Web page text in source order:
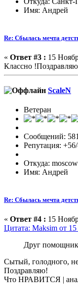
Имя: Андрей
Re: Сбылась мечта
« Ответ #3 : 15
Классно
ScaleN
Ветеран
Сообщений: 581
Репутация:
Откуда: moscow
Имя: Андрей
Re: Сбылась мечта
« Ответ #4 : 15
Цитата: Maksim от
Друг
Сытый, голодного,
Поздравляю!
Что НРАВИТСЯ |